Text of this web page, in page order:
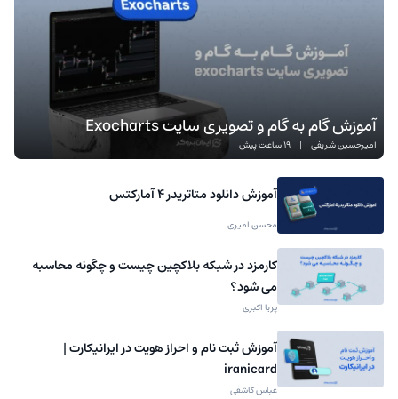
آموزش گام به گام و تصویری سایت Exocharts
امیرحسین شریفی | 19 ساعت پیش
آموزش دانلود متاتریدر 4 آمارکتس
محسن امیری
کارمزد در شبکه بلاکچین چیست و چگونه محاسبه
می شود؟
پریا اکبری
آموزش ثبت نام و احراز هویت در ایرانیکارت |
iranicard
عباس کاشفی